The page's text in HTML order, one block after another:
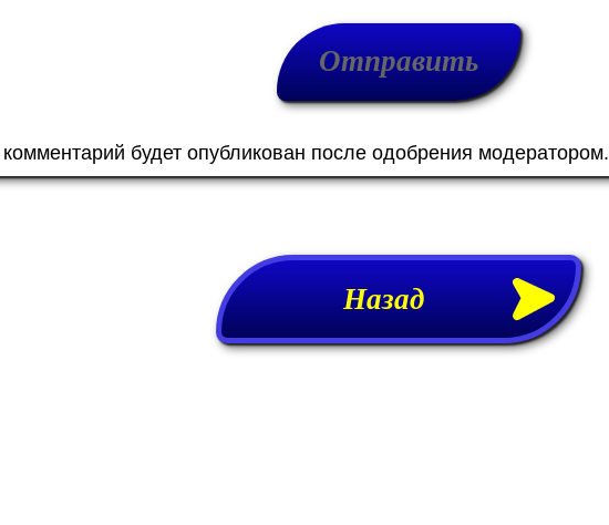
будет опубликован после одобрения модератором.
Назад